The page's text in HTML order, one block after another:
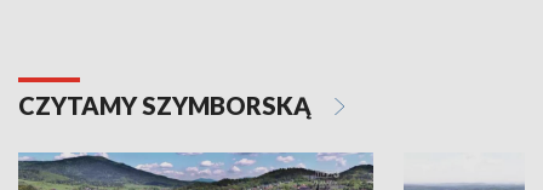
CZYTAMY SZYMBORSKĄ